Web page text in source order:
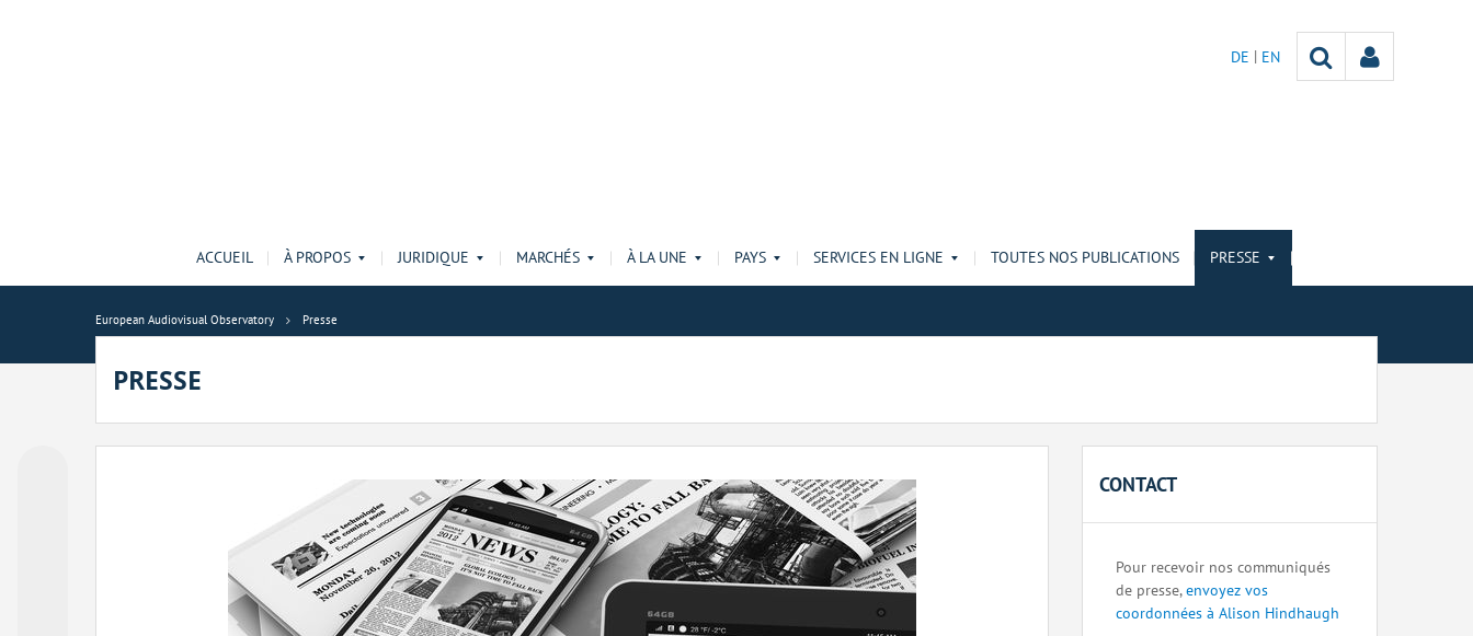
DE EN
ACCUEIL À PROPOS JURIDIQUE MARCHÉS À LA UNE PAYS SERVICES EN LIGNE TOUTES NOS PUBLICATIONS PRESSE
European Audiovisual Observatory Presse
PRESSE
CONTACT
Pour recevoir nos communiqués
de presse,envoyez vos
coordonnées à Alison Hindhaugh